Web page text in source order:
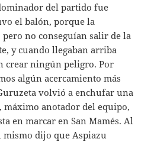
del partido fue
el balón, porque la
no conseguían salir de la
y cuando llegaban arriba
crear ningún peligro. Por
algún acercamiento más
volvió a enchufar una
máximo anotador del equipo,
en marcar en San Mamés. Al
dijo que Aspiazu